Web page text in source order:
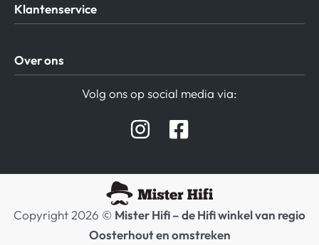
Klantenservice
Privacy beleid
Verzending / Retour
Over ons
Hifi winkel Raamsdonksveer
Volg ons op social media via:
Copyright 2026 © Mister Hifi – de Hifi winkel van regio
Oosterhout en omstreken